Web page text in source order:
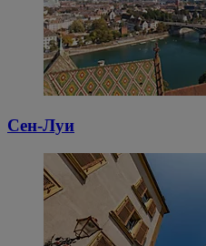
Сен-Луи